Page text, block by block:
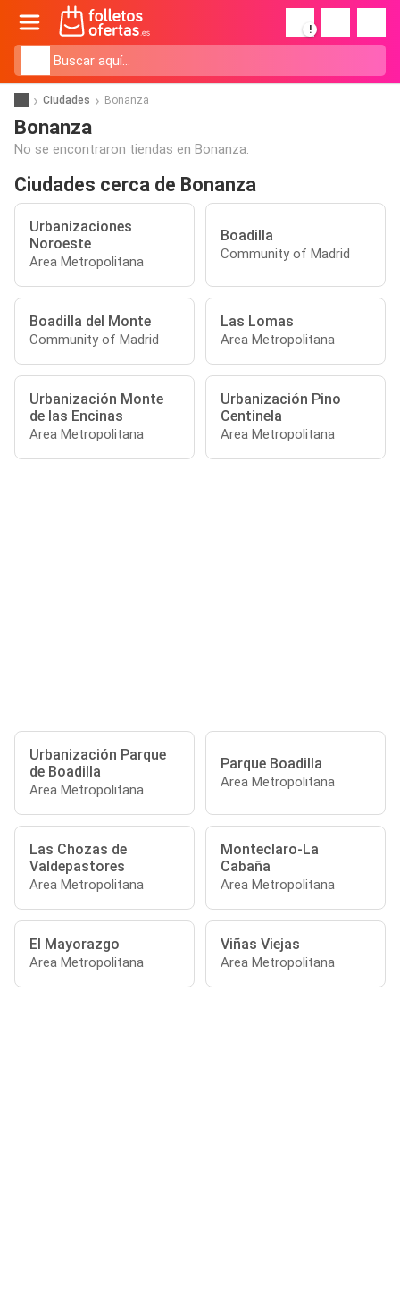
!
Ciudades Bonanza
Bonanza
No se encontraron tiendas en Bonanza.
Ciudades cerca de Bonanza
Urbanizaciones
Noroeste
Area Metropolitana
Boadilla
Community of Madrid
Boadilla del Monte
Community of Madrid
Las Lomas
Area Metropolitana
Urbanización Monte
de las Encinas
Area Metropolitana
Urbanización Pino
Centinela
Area Metropolitana
Urbanización Parque
de Boadilla
Area Metropolitana
Parque Boadilla
Area Metropolitana
Las Chozas de
Valdepastores
Area Metropolitana
Monteclaro-La
Cabaña
Area Metropolitana
El Mayorazgo
Area Metropolitana
Viñas Viejas
Area Metropolitana